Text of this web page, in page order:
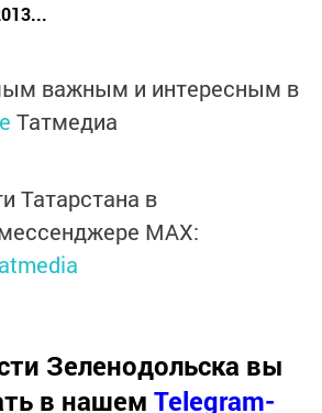
важным и интересным в
Татмедиа
Татарстана в
MАХ:
Зеленодольска вы
в нашем Telegram-